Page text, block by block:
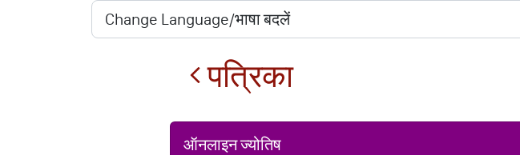
पत्रिका
ऑनलाइन ज्योतिष